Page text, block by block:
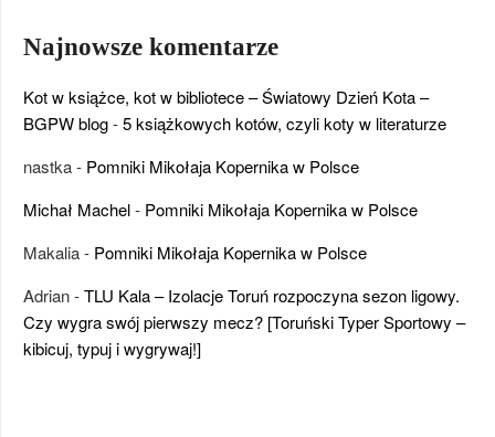
Najnowsze komentarze
Kot w książce, kot w bibliotece – Światowy Dzień Kota –
BGPW blog-5 książkowych kotów, czyli koty w literaturze
nastka- Pomniki Mikołaja Kopernika w Polsce
Michał Machel- Pomniki Mikołaja Kopernika w Polsce
Makalia- Pomniki Mikołaja Kopernika w Polsce
Adrian-TLU Kala – Izolacje Toruń rozpoczyna sezon ligowy.
Czy wygra swój pierwszy mecz? [Toruński Typer Sportowy –
kibicuj, typuj i wygrywaj!]